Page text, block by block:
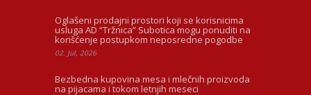
Oglašeni prodajni prostori koji se korisnicima
usluga AD “Tržnica” Subotica mogu ponuditi na
korišćenje postupkom neposredne pogodbe
02. Jul, 2026
Bezbedna kupovina mesa i mlečnih proizvoda
na pijacama i tokom letnjih meseci